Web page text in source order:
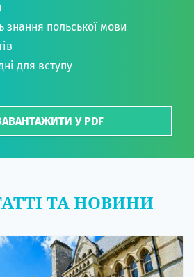
знання польської мови
для вступу
У PDF
ТА НОВИНИ